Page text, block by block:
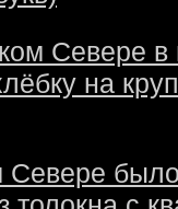
Севере в
на
Севере